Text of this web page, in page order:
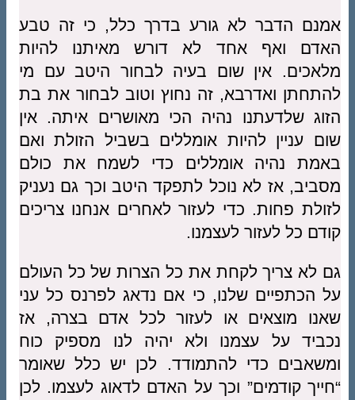
אמנם הדבר לא גורע בדרך כלל, כי זה טבע
האדם ואף אחד לא דורש מאיתנו להיות
מלאכים. אין שום בעיה לבחור היטב עם מי
להתחתן ואדרבא, זה נחוץ וטוב לבחור את בת
הזוג שלדעתנו נהיה הכי מאושרים איתה. אין
שום עניין להיות אומללים בשביל הזולת ואם
באמת נהיה אומללים כדי לשמח את כולם
מסביב, אז לא נוכל לתפקד היטב וכך גם נעניק
לזולת פחות. כדי לעזור לאחרים אנחנו צריכים
קודם כל לעזור לעצמנו.
גם לא צריך לקחת את כל הצרות של כל העולם
על הכתפיים שלנו, כי אם נדאג לפרנס כל עני
שאנו מוצאים או לעזור לכל אדם בצרה, אז
נכביד על עצמנו ולא יהיה לנו מספיק כוח
ומשאבים כדי להתמודד. לכן יש כלל שאומר
“חייך קודמים” וכך על האדם לדאוג לעצמו. לכן